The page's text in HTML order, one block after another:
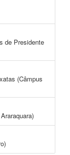
de Presidente
(Câmpus